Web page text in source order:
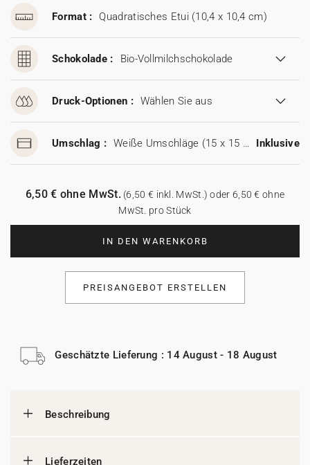
Format : Quadratisches Etui (10,4 x 10,4 cm)
Schokolade : Bio-Vollmilchschokolade
Druck-Optionen : Wählen Sie aus
Umschlag : Weiße Umschläge (15 x 15 cm) Inklusive
IN DEN WARENKORB
6,50 € ohne MwSt.(6,50 € inkl. MwSt.) oder 6,50 € ohne
MwSt. pro Stück
PREISANGEBOT ERSTELLEN
Geschätzte Lieferung : 14 August - 18 August
Beschreibung
Lieferzeiten